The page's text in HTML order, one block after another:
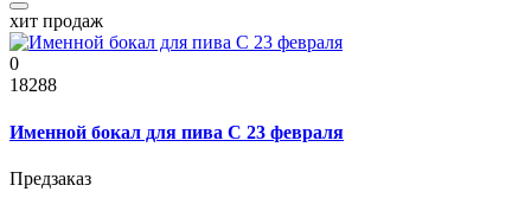
хит продаж
0
18288
Именной бокал для пива С 23 февраля
Предзаказ